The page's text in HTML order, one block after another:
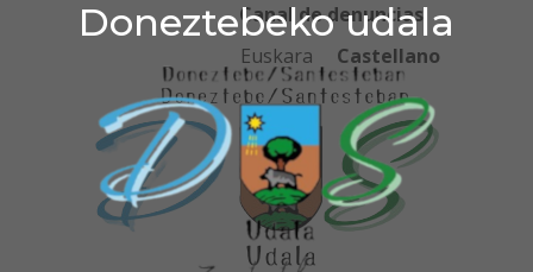
Doneztebeko udala
Ir al contenido
Doneztebeko udala
Canal de denuncias
Euskara
Castellano